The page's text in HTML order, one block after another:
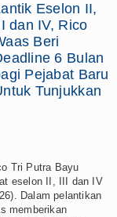
Eselon II,
dan IV, Rico
Beri
6 Bulan
Pejabat Baru
Tunjukkan
Tri Putra Bayu
eselon II, III dan IV
Dalam pelantikan
memberikan